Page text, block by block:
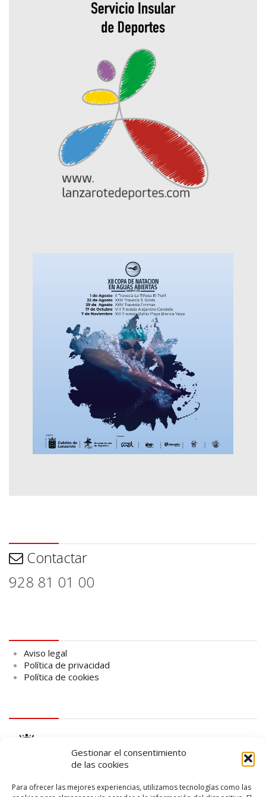
Gestionar el consentimiento
de las cookies
Para ofrecer las mejores experiencias, utilizamos tecnologías como las
Contactar
928 81 01 00
Aviso legal
Política de privacidad
Política de cookies